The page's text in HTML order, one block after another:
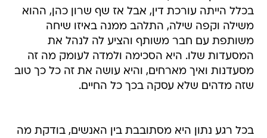
בכלל הייתה עורכת דין, אבל אז שף שרון כהן, ההוא
משילה וקפה שילה, התלהב ממנה באיזו שיחה
משותפת עם חבר משותף והציע לה לנהל את
המסעדות שלו. היא הסכימה ולמדה לעומק מה זה
מסעדנות ואיך מארחים, והיא עושה את זה כל כך טוב
שזה מדהים שלא עסקה בכך כל החיים.
בכל רגע נתון היא מסתובבת בין האנשים, בודקת מה